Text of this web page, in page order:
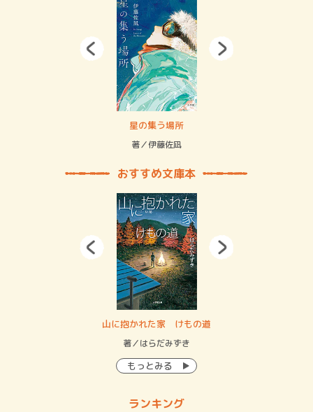
星の集う場所
著／伊藤佐凪
おすすめ文庫本
山に抱かれた家 けもの道
著／はらだみずき
もっとみる
ランキング